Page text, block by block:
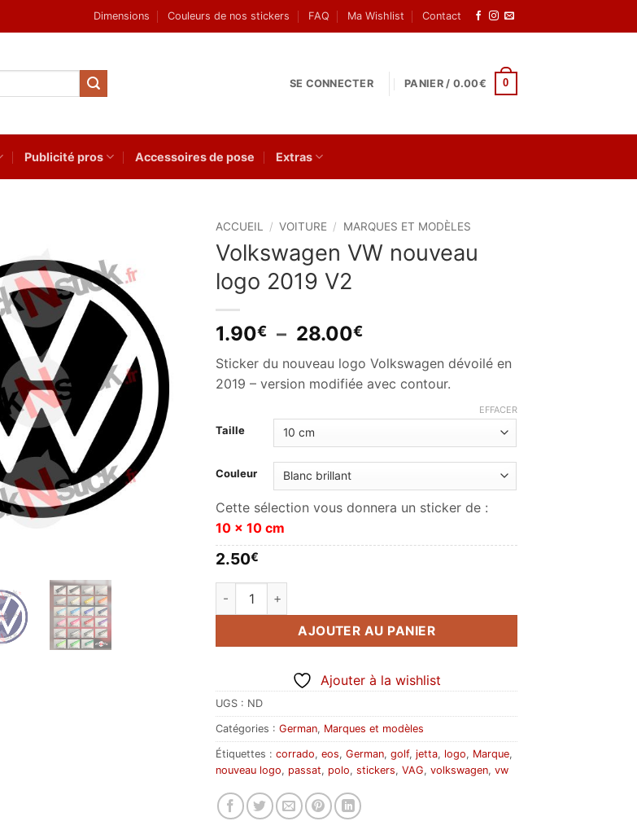
Dimensions Couleurs de nos stickers FAQ Ma Wishlist Contact
SE CONNECTER PANIER / 0.00€ 0
Publicité pros Accessoires de pose Extras
ACCUEIL / VOITURE / MARQUES ET MODÈLES
Volkswagen VW nouveau
logo 2019 V2
1.90€ – 28.00€Plage
prix :
1.90€
Sticker du nouveau logo Volkswagen dévoilé en
2019 – version modifiée avec contour.
Taille
Couleur
EFFACER
Cette sélection vous donnera un sticker de :
10 x 10 cm
2.50€
quantité de Volkswagen VW nouveau logo 2019 V2
AJOUTER AU PANIER
Ajouter à la wishlist
UGS : ND
Catégories :German, Marques et modèles
Étiquettes :corrado,eos,German,golf,jetta, logo, Marque,
nouveau logo, passat, polo,stickers,VAG,volkswagen,vw